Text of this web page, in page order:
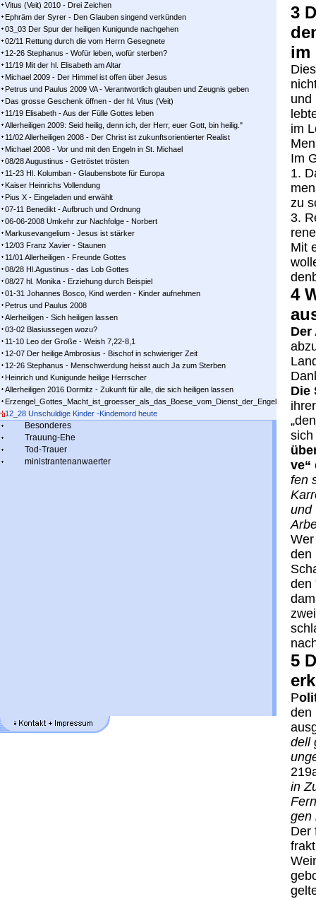
Vitus (Veit) 2010 - Drei Zeichen
Ephräm der Syrer - Den Glauben singend verkünden
03_03 Der Spur der heiligen Kunigunde nachgehen
02/11 Rettung durch die vom Herrn Gesegnete
12-26 Stephanus - Wofür leben, wofür sterben?
11/19 Mit der hl. Elisabeth am Altar
Michael 2009 - Der Himmel ist offen über Jesus
Petrus und Paulus 2009 VA - Verantwortlich glauben und Zeugnis geben
Das grosse Geschenk öffnen - der hl. Vitus (Veit)
11/19 Elisabeth - Aus der Fülle Gottes leben
Allerheiligen 2009: Seid heilig, denn ich, der Herr, euer Gott, bin heilig."
11/02 Allerheiligen 2008 - Der Christ ist zukunftsorientierter Realist
Michael 2008 - Vor und mit den Engeln in St. Michael
08/28 Augustinus - Getröstet trösten
11-23 Hl. Kolumban - Glaubensbote für Europa
Kaiser Heinrichs Vollendung
Pius X - Eingeladen und erwählt
07-11 Benedikt - Aufbruch und Ordnung
06-06-2008 Umkehr zur Nachfolge - Norbert
Markusevangelium - Jesus ist stärker
12/03 Franz Xavier - Staunen
11/01 Allerheiligen - Freunde Gottes
08/28 Hl.Agustinus - das Lob Gottes
08/27 hl. Monika - Erziehung durch Beispiel
01-31 Johannes Bosco, Kind werden - Kinder aufnehmen
Petrus und Paulus 2008
Alerheiligen - Sich heiligen lassen
03-02 Blasiussegen wozu?
11-10 Leo der Große - Weish 7,22-8,1
12-07 Der heilige Ambrosius - Bischof in schwieriger Zeit
12-26 Stephanus - Menschwerdung heisst auch Ja zum Sterben
Heinrich und Kunigunde heilige Herrscher
Allerheiligen 2016 Dormitz - Zukunft für alle, die sich heiligen lassen
Erzengel_Gottes_Macht_ist_groesser_als_das_Boese_vom_Dienst_der_Engel
12_28 Unschuldige Kinder -Kindemord heute
Besonderes
Trauung-Ehe
Tod-Trauer
ministrantenanwaerter
3
im
und
im
Im
1.
zu
3.
Mit
4
Der
Die
ve“
fen
und
den
den
5
P
den
dell
in
gen
Der